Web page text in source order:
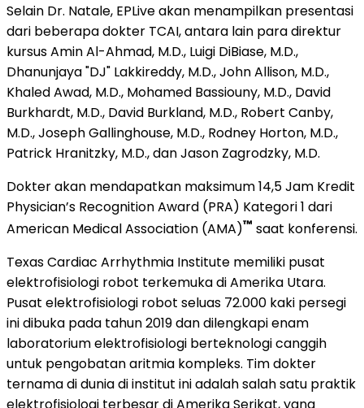
Selain Dr. Natale, EPLive akan menampilkan presentasi
dari beberapa dokter TCAI, antara lain para direktur
kursus Amin Al-Ahmad, M.D., Luigi DiBiase, M.D.,
Dhanunjaya "DJ" Lakkireddy, M.D., John Allison, M.D.,
Khaled Awad, M.D., Mohamed Bassiouny, M.D., David
Burkhardt, M.D., David Burkland, M.D., Robert Canby,
M.D., Joseph Gallinghouse, M.D., Rodney Horton, M.D.,
Patrick Hranitzky, M.D., dan Jason Zagrodzky, M.D.
Dokter akan mendapatkan maksimum 14,5 Jam Kredit
Physician’s Recognition Award (PRA) Kategori 1 dari
American Medical Association (AMA)™ saat konferensi.
Texas Cardiac Arrhythmia Institute memiliki pusat
elektrofisiologi robot terkemuka di Amerika Utara.
Pusat elektrofisiologi robot seluas 72.000 kaki persegi
ini dibuka pada tahun 2019 dan dilengkapi enam
laboratorium elektrofisiologi berteknologi canggih
untuk pengobatan aritmia kompleks. Tim dokter
ternama di dunia di institut ini adalah salah satu praktik